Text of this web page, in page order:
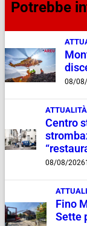
Potrebbe
08/
ATTUALITÀ
Centro
08/08/2026
Fino
Sette